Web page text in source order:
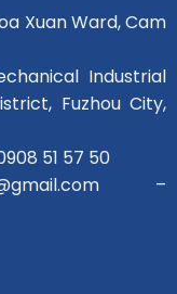
Xuan Ward, Cam
Industrial
Fuzhou City,
51 57 50
–